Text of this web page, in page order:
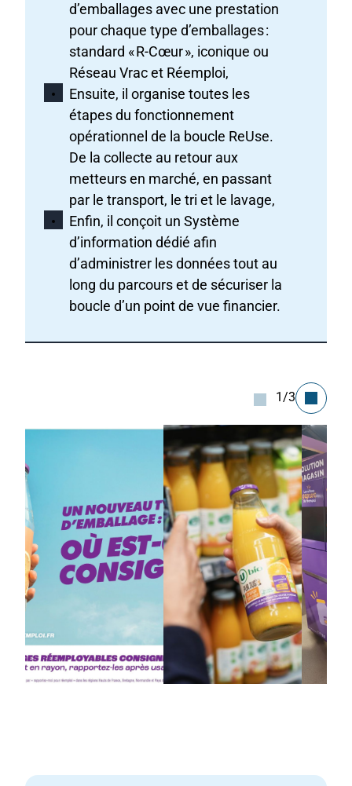
d’emballages avec une prestation
pour chaque type d’emballages :
standard « R-Cœur », iconique ou
Réseau Vrac et Réemploi,
Ensuite, il organise toutes les
étapes du fonctionnement
opérationnel de la boucle ReUse.
De la collecte au retour aux
metteurs en marché, en passant
par le transport, le tri et le lavage,
Enfin, il conçoit un Système
d’information dédié afin
d’administrer les données tout au
long du parcours et de sécuriser la
boucle d’un point de vue financier.
1/3